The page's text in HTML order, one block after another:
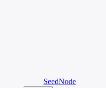
SeedNode